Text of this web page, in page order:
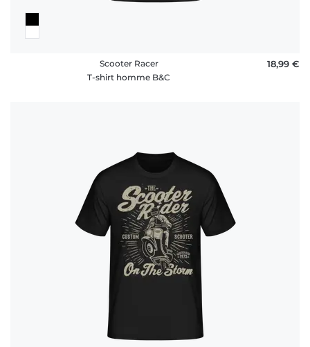
Scooter Racer
T-shirt homme B&C
18,99 €